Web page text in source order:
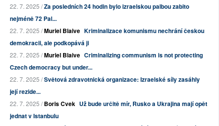
22. 7. 2025 /Za posledních 24 hodin bylo izraelskou palbou zabito
nejméně 72 Pal...
22. 7. 2025 /Muriel Blaive Kriminalizace komunismu nechrání českou
demokracii, ale podkopává ji
22. 7. 2025 /Muriel Blaive Criminalizing communism is not protecting
Czech democracy but under...
22. 7. 2025 /Světová zdravotnická organizace: Izraelské síly zasáhly
její rezide...
22. 7. 2025 /Boris Cvek Už bude určitě mír, Rusko a Ukrajina mají opět
jednat v Istanbulu